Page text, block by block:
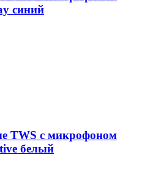
синий
TWS с микрофоном
белый